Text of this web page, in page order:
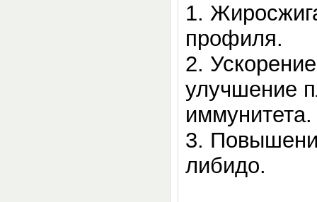
1.
профиля.
2.
улучшение
иммунитета.
3.
либидо.